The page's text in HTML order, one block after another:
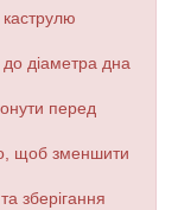
до діаметра дна
перед
щоб зменшити
зберігання